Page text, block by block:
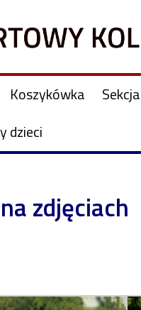
Koszykówka
dzieci
zdjęciach